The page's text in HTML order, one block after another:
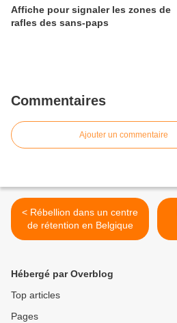
Affiche pour signaler les zones de
rafles des sans-paps
Commentaires
Ajouter un commentaire
< Rébellion dans un centre
de rétention en Belgique
Hébergé par Overblog
Top articles
Pages